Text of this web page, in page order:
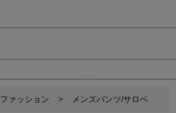
ファッション > メンズパンツ/サロペ